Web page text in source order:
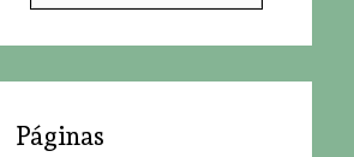
r
Páginas